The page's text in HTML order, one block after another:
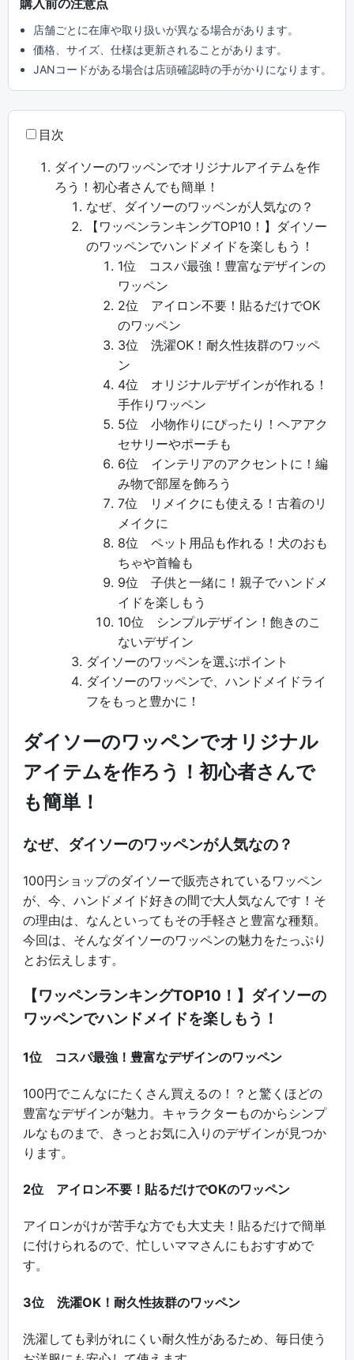
購入前の注意点
店舗ごとに在庫や取り扱いが異なる場合があります。
価格、サイズ、仕様は更新されることがあります。
JANコードがある場合は店頭確認時の手がかりになります。
目次
ダイソーのワッペンでオリジナルアイテムを作
ろう！初心者さんでも簡単！
なぜ、ダイソーのワッペンが人気なの？
【ワッペンランキングTOP10！】ダイソー
のワッペンでハンドメイドを楽しもう！
1位 コスパ最強！豊富なデザインの
ワッペン
2位 アイロン不要！貼るだけでOK
のワッペン
3位 洗濯OK！耐久性抜群のワッペ
ン
4位 オリジナルデザインが作れる！
手作りワッペン
5位 小物作りにぴったり！ヘアアク
セサリーやポーチも
6位 インテリアのアクセントに！編
み物で部屋を飾ろう
7位 リメイクにも使える！古着のリ
メイクに
8位 ペット用品も作れる！犬のおも
ちゃや首輪も
9位 子供と一緒に！親子でハンドメ
イドを楽しもう
10位 シンプルデザイン！飽きのこ
ないデザイン
ダイソーのワッペンを選ぶポイント
ダイソーのワッペンで、ハンドメイドライ
フをもっと豊かに！
ダイソーのワッペンでオリジナル
アイテムを作ろう！初心者さんで
も簡単！
なぜ、ダイソーのワッペンが人気なの？
100円ショップのダイソーで販売されているワッペン
が、今、ハンドメイド好きの間で大人気なんです！そ
の理由は、なんといってもその手軽さと豊富な種類。
今回は、そんなダイソーのワッペンの魅力をたっぷり
とお伝えします。
【ワッペンランキングTOP10！】ダイソーの
ワッペンでハンドメイドを楽しもう！
1位 コスパ最強！豊富なデザインのワッペン
100円でこんなにたくさん買えるの！？と驚くほどの
豊富なデザインが魅力。キャラクターものからシンプ
ルなものまで、きっとお気に入りのデザインが見つか
ります。
2位 アイロン不要！貼るだけでOKのワッペン
アイロンがけが苦手な方でも大丈夫！貼るだけで簡単
に付けられるので、忙しいママさんにもおすすめで
す。
3位 洗濯OK！耐久性抜群のワッペン
洗濯しても剥がれにくい耐久性があるため、毎日使う